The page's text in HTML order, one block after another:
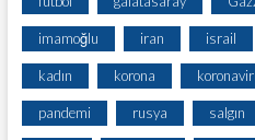
imamoğlu iran israil
kadın korona
pandemi rusya salgın